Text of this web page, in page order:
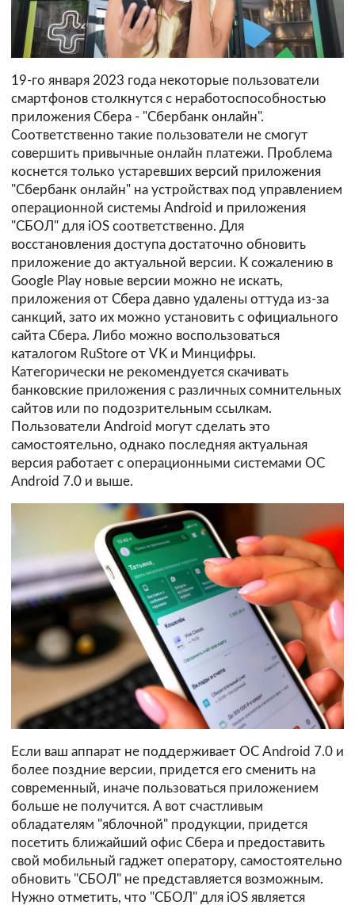
19-го января 2023 года некоторые пользователи
смартфонов столкнутся с неработоспособностью
приложения Сбера - "Сбербанк онлайн".
Соответственно такие пользователи не смогут
совершить привычные онлайн платежи. Проблема
коснется только устаревших версий приложения
"Сбербанк онлайн" на устройствах под управлением
операционной системы Android и приложения
"СБОЛ" для iOS соответственно. Для
восстановления доступа достаточно обновить
приложение до актуальной версии. К сожалению в
Google Play новые версии можно не искать,
приложения от Сбера давно удалены оттуда из-за
санкций, зато их можно установить с официального
сайта Сбера. Либо можно воспользоваться
каталогом RuStore от VK и Минцифры.
Категорически не рекомендуется скачивать
банковские приложения с различных сомнительных
сайтов или по подозрительным ссылкам.
Пользователи Android могут сделать это
самостоятельно, однако последняя актуальная
версия работает с операционными системами ОС
Android 7.0 и выше.
Если ваш аппарат не поддерживает ОС Android 7.0 и
более поздние версии, придется его сменить на
современный, иначе пользоваться приложением
больше не получится. А вот счастливым
обладателям "яблочной" продукции, придется
посетить ближайший офис Сбера и предоставить
свой мобильный гаджет оператору, самостоятельно
обновить "СБОЛ" не представляется возможным.
Нужно отметить, что "СБОЛ" для iOS является